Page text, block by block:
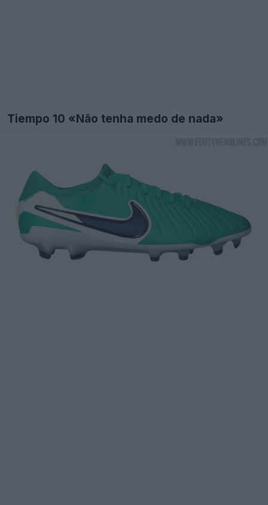
Tiempo 10 «Não tenha medo de nada»